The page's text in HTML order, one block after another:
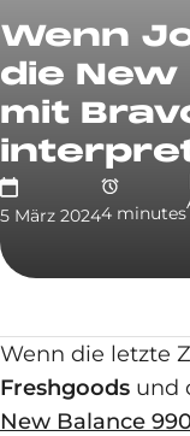
Wenn
die New
mit
5 März 20244 minutes
Wenn die letzte
Freshgoods und
New Balance